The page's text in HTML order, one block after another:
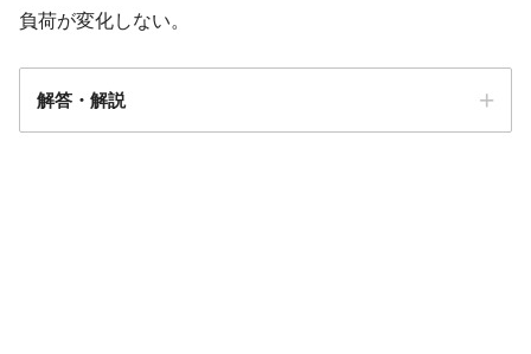
負荷が変化しない。
解答・解説